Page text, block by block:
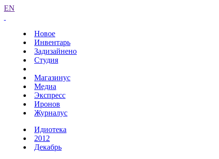
EN
Новое
Инвентарь
Задизайнено
Студия
Магазинус
Медиа
Экспресс
Иронов
Журналус
Идиотека
2012
Декабрь